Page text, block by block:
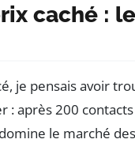
caché :
je pensais avoir
: après 200
le marché